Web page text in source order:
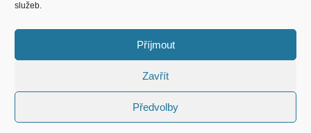
služeb.
Příjmout
Zavřít
Předvolby
COPYRIGHT
© 2026 Speed Limit,
All Rights Reserved